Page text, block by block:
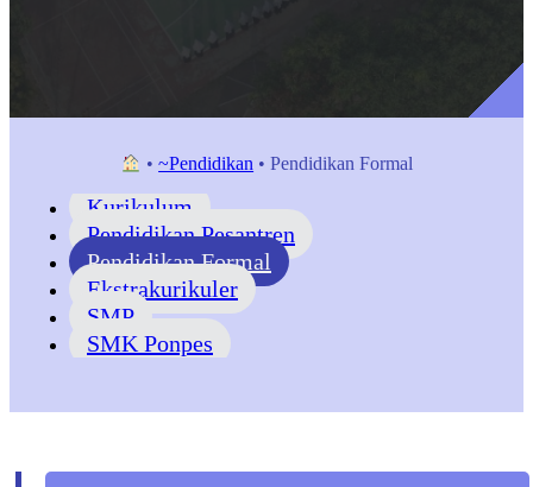
• ~Pendidikan • Pendidikan Formal
Kurikulum
Pendidikan Pesantren
Pendidikan Formal
Ekstrakurikuler
SMP
SMK Ponpes